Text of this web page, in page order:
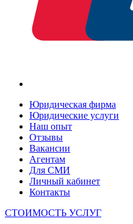
Юридическая фирма
Юридические услуги
Наш опыт
Отзывы
Вакансии
Агентам
Для СМИ
Личный кабинет
Контакты
СТОИМОСТЬ УСЛУГ